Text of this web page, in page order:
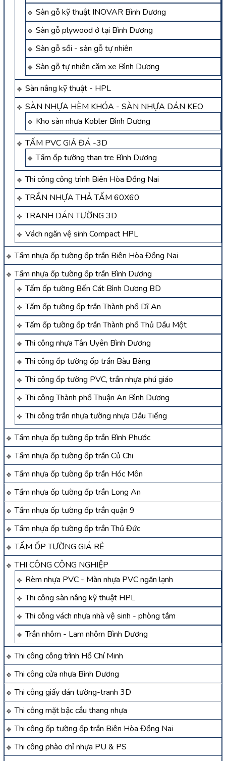
Sàn gỗ kỹ thuật INOVAR Bình Dương
Sàn gỗ plywood ở tại Bình Dương
Sàn gỗ sồi - sàn gỗ tự nhiên
Sàn gỗ tự nhiên căm xe Bình Dương
Sàn nâng kỹ thuật - HPL
SÀN NHỰA HÈM KHÓA - SÀN NHỰA DÁN KEO
Kho sàn nhựa Kobler Bình Dương
TẤM PVC GIẢ ĐÁ -3D
Tấm ốp tường than tre Bình Dương
Thi công công trình Biên Hòa Đồng Nai
TRẦN NHỰA THẢ TẤM 60X60
TRANH DÁN TƯỜNG 3D
Vách ngăn vệ sinh Compact HPL
Tấm nhựa ốp tường ốp trần Biên Hòa Đồng Nai
Tấm nhựa ốp tường ốp trần Bình Dương
Tấm ốp tường Bến Cát Bình Dương BD
Tấm ốp tường ốp trần Thành phố Dĩ An
Tấm ốp tường ốp trần Thành phố Thủ Dầu Một
Thi công nhựa Tân Uyên Bình Dương
Thi công ốp tường ốp trần Bàu Bàng
Thi công ốp tường PVC, trần nhựa phú giáo
Thi công Thành phố Thuận An Bình Dương
Thi công trần nhựa tường nhựa Dầu Tiếng
Tấm nhựa ốp tường ốp trần Bình Phước
Tấm nhựa ốp tường ốp trần Củ Chi
Tấm nhựa ốp tường ốp trần Hóc Môn
Tấm nhựa ốp tường ốp trần Long An
Tấm nhựa ốp tường ốp trần quận 9
Tấm nhựa ốp tường ốp trần Thủ Đức
TẤM ỐP TƯỜNG GIÁ RẺ
THI CÔNG CÔNG NGHIỆP
Rèm nhựa PVC - Màn nhựa PVC ngăn lạnh
Thi công sàn nâng kỹ thuật HPL
Thi công vách nhựa nhà vệ sinh - phòng tắm
Trần nhôm - Lam nhôm Bình Dương
Thi công công trình Hồ Chí Minh
Thi công cửa nhựa Bình Dương
Thi công giấy dán tường-tranh 3D
Thi công mặt bậc cầu thang nhựa
Thi công ốp tường ốp trần Biên Hòa Đồng Nai
Thi công phào chỉ nhựa PU & PS